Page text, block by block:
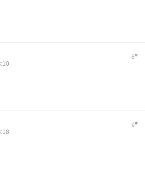
8#
9#